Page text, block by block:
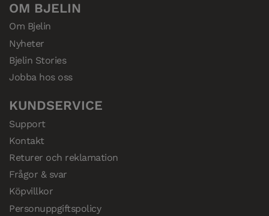
OM BJELIN
Om Bjelin
Nyheter
Bjelin Stories
Jobba hos oss
KUNDSERVICE
Support
Kontakt
Returer och reklamation
Frågor & svar
Köpvillkor
Personuppgiftspolicy